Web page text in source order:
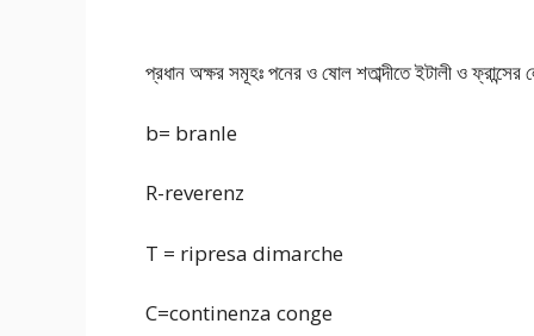
প্রধান অক্ষর সমূহঃ পনের ও ষোল শতাব্দীতে ইটালী ও
b= branle
R-reverenz
T = ripresa dimarche
C=continenza conge